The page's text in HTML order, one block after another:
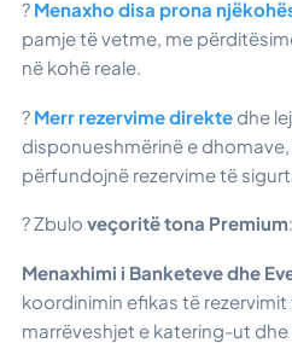
? Menaxho disa prona
pamje të vetme, me
në kohë reale.
? Merr rezervime direkte dhe
disponueshmërinë e
përfundojnë rezervime të
? Zbulo veçoritë tona Premium:
Menaxhimi i Banketeve dhe
koordinimin efikas të
marrëveshjet e katering-ut